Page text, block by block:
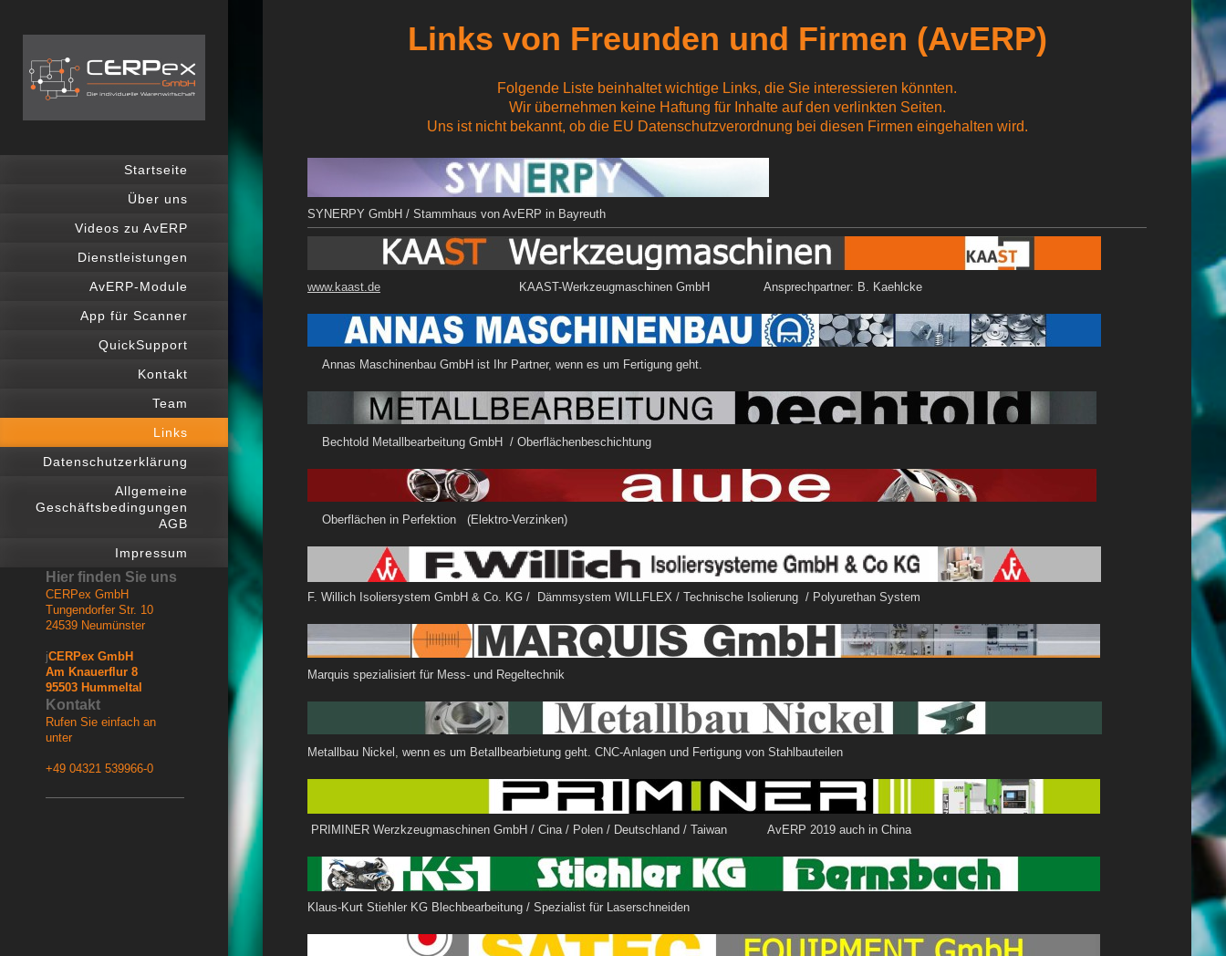
Startseite
Über uns
Videos zu AvERP
Dienstleistungen
AvERP-Module
App für Scanner
QuickSupport
Kontakt
Team
Links
Datenschutzerklärung
Allgemeine
Geschäftsbedingungen
AGB
Impressum
Hier finden Sie uns
CERPex GmbH
Tungendorfer Str. 10
24539 Neumünster
jCERPex GmbH
Am Knauerflur 8
95503 Hummeltal
Kontakt
Rufen Sie einfach an
unter
+49 04321 539966-0
Links von Freunden und Firmen (AvERP)
Folgende Liste beinhaltet wichtige Links, die Sie interessieren könnten.
Wir übernehmen keine Haftung für Inhalte auf den verlinkten Seiten.
Uns ist nicht bekannt, ob die EU Datenschutzverordnung bei diesen Firmen eingehalten wird.
SYNERPY GmbH / Stammhaus von AvERP in Bayreuth
www.kaast.de KAAST-Werkzeugmaschinen GmbH Ansprechpartner: B. Kaehlcke
Annas Maschinenbau GmbH ist Ihr Partner, wenn es um Fertigung geht.
Bechtold Metallbearbeitung GmbH / Oberflächenbeschichtung
Oberflächen in Perfektion (Elektro-Verzinken)
F. Willich Isoliersystem GmbH & Co. KG / Dämmsystem WILLFLEX / Technische Isolierung / Polyurethan System
Marquis spezialisiert für Mess- und Regeltechnik
Metallbau Nickel, wenn es um Betallbearbietung geht. CNC-Anlagen und Fertigung von Stahlbauteilen
PRIMINER Werzkzeugmaschinen GmbH / Cina / Polen / Deutschland / Taiwan AvERP 2019 auch in China
Klaus-Kurt Stiehler KG Blechbearbeitung / Spezialist für Laserschneiden